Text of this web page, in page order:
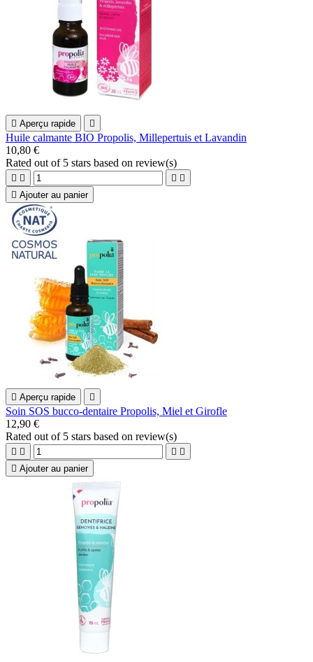
 Aperçu rapide 
Huile calmante BIO Propolis, Millepertuis et Lavandin
10,80 €
Rated out of 5 stars based on review(s)
   
 Ajouter au panier
 Aperçu rapide 
Soin SOS bucco-dentaire Propolis, Miel et Girofle
12,90 €
Rated out of 5 stars based on review(s)
   
 Ajouter au panier